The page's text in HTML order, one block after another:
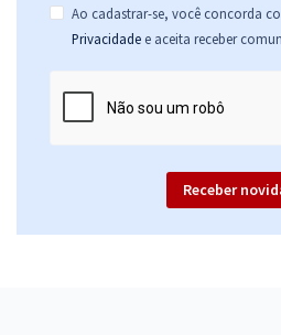
Ao cadastrar-se, você concorda
Privacidade e aceita receber
Receber